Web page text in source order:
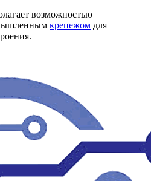
возможностью
крепежом для